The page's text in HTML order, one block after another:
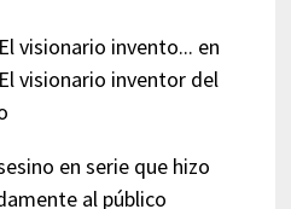
visionario invento... en
visionario inventor del
en serie que hizo
al público